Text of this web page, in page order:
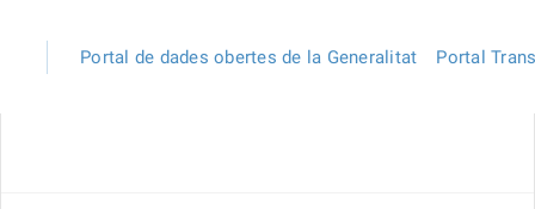
Portal de dades obertes de la Generalitat Portal